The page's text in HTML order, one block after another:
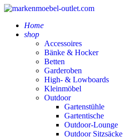
Home
shop
Accessoires
Bänke & Hocker
Betten
Garderoben
High- & Lowboards
Kleinmöbel
Outdoor
Gartenstühle
Gartentische
Outdoor-Lounge
Outdoor Sitzsäcke